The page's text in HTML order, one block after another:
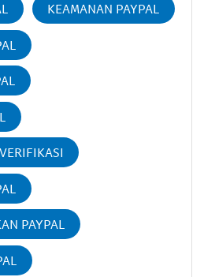
KEAMANAN PAYPAL
PAYPAL